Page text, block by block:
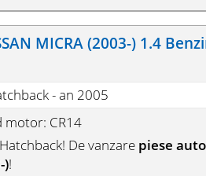
MICRA (2003-) 1.4
- an 2005
motor: CR14
De vanzare piese auto
)!